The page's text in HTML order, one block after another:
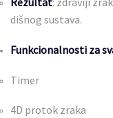
dišnog sustava.
Funkcionalnosti za
Timer
4D protok zraka